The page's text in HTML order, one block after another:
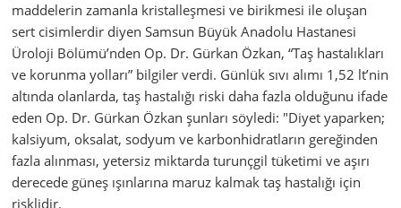
maddelerin zamanla kristalleşmesi ve birikmesi ile oluşan
sert cisimlerdir diyen Samsun Büyük Anadolu Hastanesi
Üroloji Bölümü’nden Op. Dr. Gürkan Özkan, “Taş hastalıkları
ve korunma yolları” bilgiler verdi. Günlük sıvı alımı 1,52 lt’nin
altında olanlarda, taş hastalığı riski daha fazla olduğunu ifade
eden Op. Dr. Gürkan Özkan şunları söyledi: "Diyet yaparken;
kalsiyum, oksalat, sodyum ve karbonhidratların gereğinden
fazla alınması, yetersiz miktarda turunçgil tüketimi ve aşırı
derecede güneş ışınlarına maruz kalmak taş hastalığı için
risklidir.